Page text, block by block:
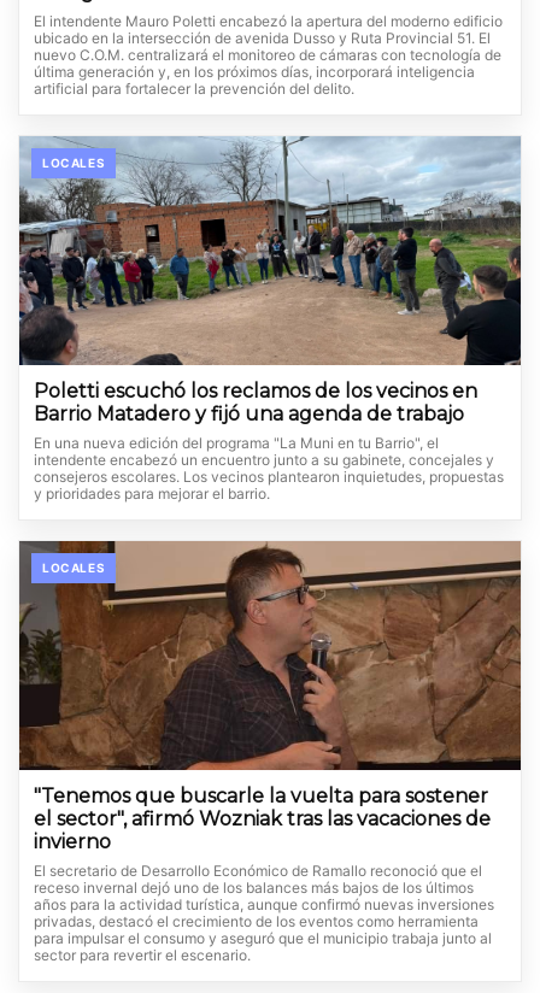
El intendente Mauro Poletti encabezó la apertura del moderno edificio
ubicado en la intersección de avenida Dusso y Ruta Provincial 51. El
nuevo C.O.M. centralizará el monitoreo de cámaras con tecnología de
última generación y, en los próximos días, incorporará inteligencia
artificial para fortalecer la prevención del delito.
LOCALES
Poletti escuchó los reclamos de los vecinos en
Barrio Matadero y fijó una agenda de trabajo
En una nueva edición del programa "La Muni en tu Barrio", el
intendente encabezó un encuentro junto a su gabinete, concejales y
consejeros escolares. Los vecinos plantearon inquietudes, propuestas
y prioridades para mejorar el barrio.
LOCALES
"Tenemos que buscarle la vuelta para sostener
el sector", afirmó Wozniak tras las vacaciones de
invierno
El secretario de Desarrollo Económico de Ramallo reconoció que el
receso invernal dejó uno de los balances más bajos de los últimos
años para la actividad turística, aunque confirmó nuevas inversiones
privadas, destacó el crecimiento de los eventos como herramienta
para impulsar el consumo y aseguró que el municipio trabaja junto al
sector para revertir el escenario.